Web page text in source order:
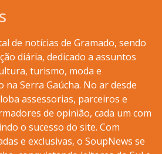
de notícias de Gramado, sendo
diária, dedicado a assuntos
turismo, moda e
Serra Gaúcha. No ar desde
assessorias, parceiros e
de opinião, cada um com
o sucesso do site. Com
e exclusivas, o SoupNews se